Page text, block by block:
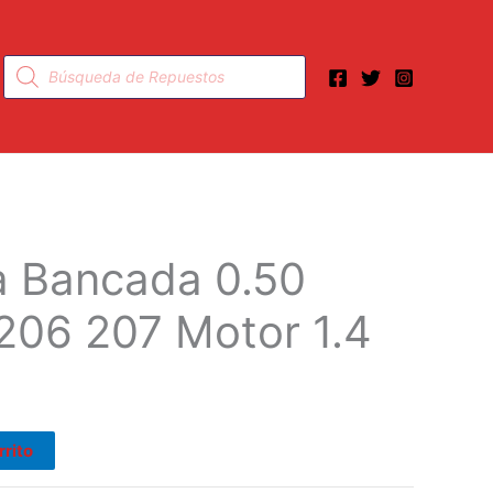
Búsqueda
de
productos
Bancada 0.50
207 Motor 1.4